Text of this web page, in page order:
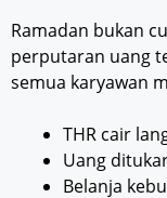
Ramadan bukan
perputaran uang
semua karyawan
THR cair
Uang
Belanja